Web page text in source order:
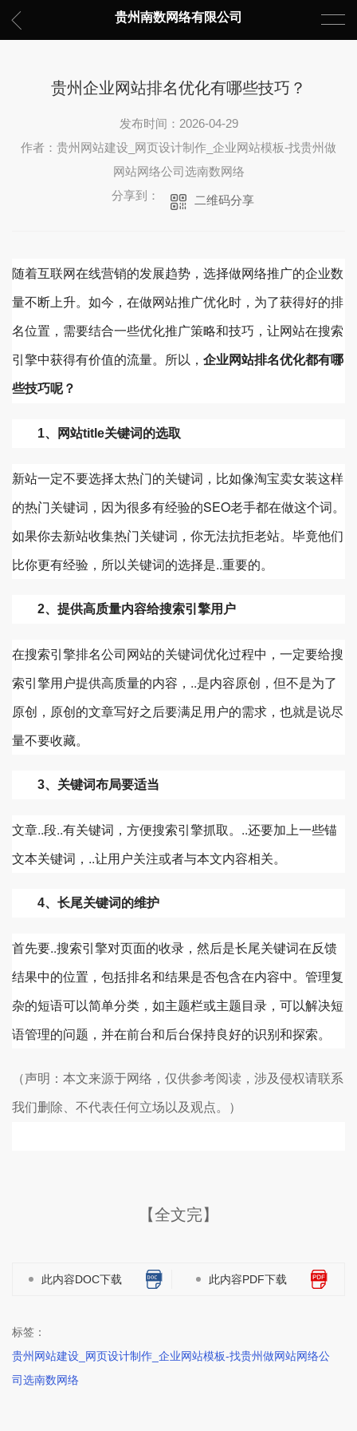
贵州南数网络有限公司
贵州企业网站排名优化有哪些技巧？
发布时间：2026-04-29
作者：贵州网站建设_网页设计制作_企业网站模板-找贵州做
网站网络公司选南数网络
分享到：
二维码分享
随着互联网在线营销的发展趋势，选择做网络推广的企业数
量不断上升。如今，在做网站推广优化时，为了获得好的排
名位置，需要结合一些优化推广策略和技巧，让网站在搜索
引擎中获得有价值的流量。所以， 企业网站排名优化都有哪
些技巧呢？
1、网站title关键词的选取
新站一定不要选择太热门的关键词，比如像淘宝卖女装这样
的热门关键词，因为很多有经验的SEO老手都在做这个词。
如果你去新站收集热门关键词，你无法抗拒老站。毕竟他们
比你更有经验，所以关键词的选择是..重要的。
2、提供高质量内容给搜索引擎用户
在搜索引擎排名公司网站的关键词优化过程中，一定要给搜
索引擎用户提供高质量的内容，..是内容原创，但不是为了
原创，原创的文章写好之后要满足用户的需求，也就是说尽
量不要收藏。
3、关键词布局要适当
文章..段..有关键词，方便搜索引擎抓取。..还要加上一些锚
文本关键词，..让用户关注或者与本文内容相关。
4、长尾关键词的维护
首先要..搜索引擎对页面的收录，然后是长尾关键词在反馈
结果中的位置，包括排名和结果是否包含在内容中。管理复
杂的短语可以简单分类，如主题栏或主题目录，可以解决短
语管理的问题，并在前台和后台保持良好的识别和探索。
（声明：本文来源于网络，仅供参考阅读，涉及侵权请联系
我们删除、不代表任何立场以及观点。）
【全文完】
此内容DOC下载 此内容PDF下载
标签：
贵州网站建设_网页设计制作_企业网站模板-找贵州做网站网络公
司选南数网络